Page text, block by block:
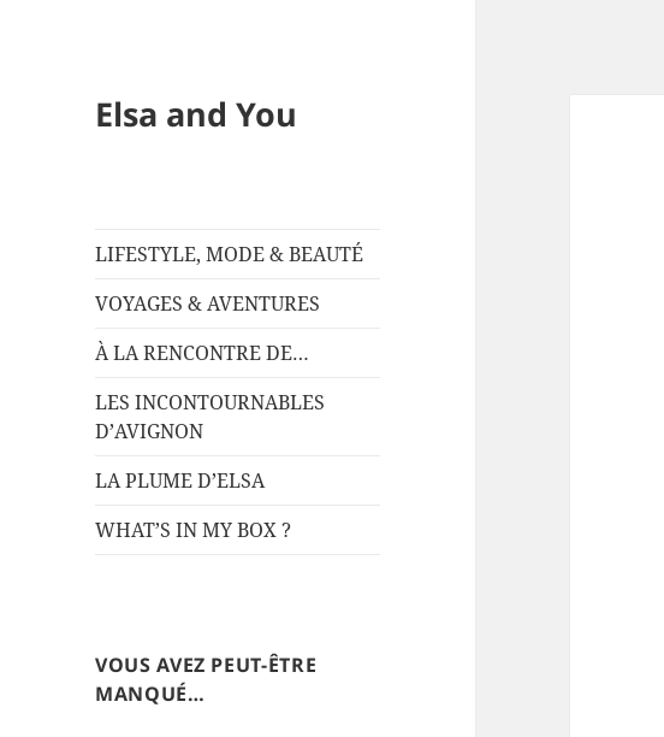
Elsa and You
LIFESTYLE, MODE & BEAUTÉ
VOYAGES & AVENTURES
À LA RENCONTRE DE…
LES INCONTOURNABLES
D’AVIGNON
LA PLUME D’ELSA
WHAT’S IN MY BOX ?
VOUS AVEZ PEUT-ÊTRE
MANQUÉ…